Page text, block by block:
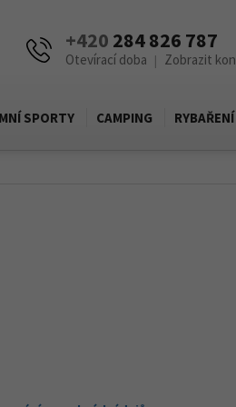
+420 284 826 787
Otevírací doba | Zobrazit
SPORTY CAMPING RYBAŘENÍ